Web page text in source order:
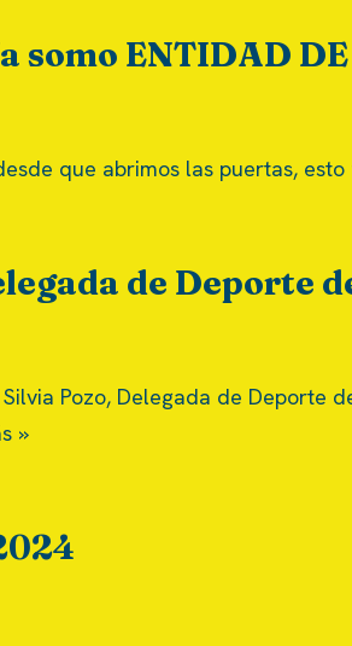
somo ENTIDAD
que abrimos las puertas,
de Deporte
Pozo, Delegada de Deporte
»